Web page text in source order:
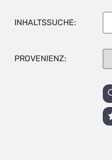
INHALTSSUCHE:
PROVENIENZ: